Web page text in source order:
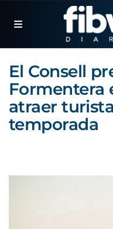
El Consell
Formentera
atraer
temporada